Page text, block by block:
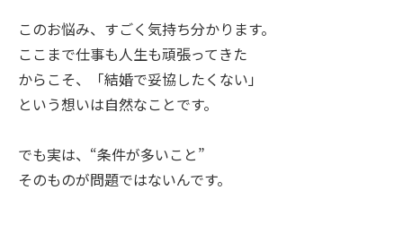
このお悩み、すごく気持ち分かります。
ここまで仕事も人生も頑張ってきた
からこそ、「結婚で妥協したくない」
という想いは自然なことです。
でも実は、“条件が多いこと”
そのものが問題ではないんです。